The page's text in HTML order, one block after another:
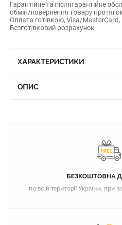
Гарантійне та післягарантійне
обмін/повернення товару
Оплата готівкою, Visa/
Безготівковий розрахунок
ХАРАКТЕРИСТИКИ
ОПИС
БЕЗКОШТОВНА
по всій території України, при